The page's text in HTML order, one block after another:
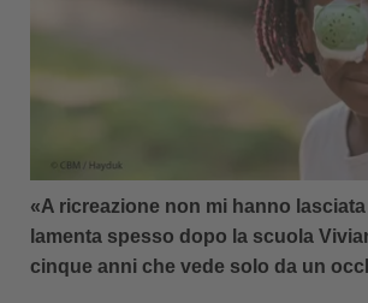
«A ricreazione non mi hanno
lamenta spesso dopo la scuola
cinque anni che vede solo da un